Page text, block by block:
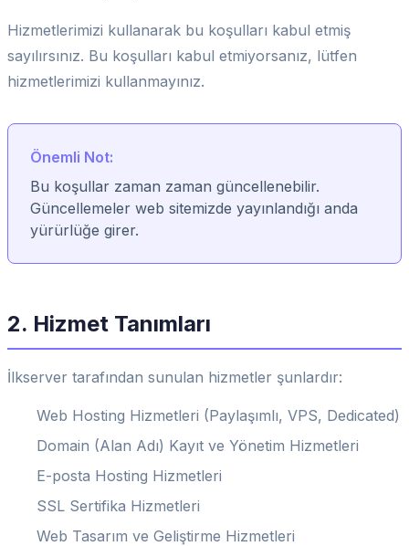
Hizmetlerimizi kullanarak bu koşulları kabul etmiş
sayılırsınız. Bu koşulları kabul etmiyorsanız, lütfen
hizmetlerimizi kullanmayınız.
Önemli Not:
Bu koşullar zaman zaman güncellenebilir.
Güncellemeler web sitemizde yayınlandığı anda
yürürlüğe girer.
2. Hizmet Tanımları
İlkserver tarafından sunulan hizmetler şunlardır:
Web Hosting Hizmetleri (Paylaşımlı, VPS, Dedicated)
Domain (Alan Adı) Kayıt ve Yönetim Hizmetleri
E-posta Hosting Hizmetleri
SSL Sertifika Hizmetleri
Web Tasarım ve Geliştirme Hizmetleri